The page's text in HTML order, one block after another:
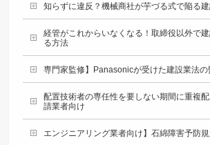
知らずに違反？機械商社が芋づる式で陥る
経管がこれからいなくなる！取締役以外で
る方法
専門家監修】Panasonicが受けた建設業法の
配置技術者の専任性を要しない期間に重複
請業者向け
エンジニアリング業者向け】石綿障害予防